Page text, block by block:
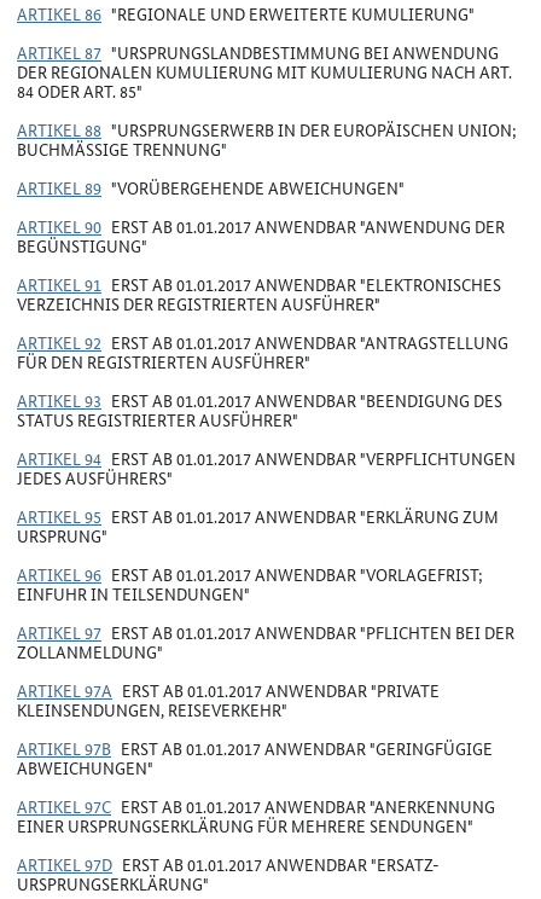
ARTIKEL 86 "REGIONALE UND ERWEITERTE KUMULIERUNG"
ARTIKEL 87 "URSPRUNGSLANDBESTIMMUNG BEI ANWENDUNG
DER REGIONALEN KUMULIERUNG MIT KUMULIERUNG NACH ART.
84 ODER ART. 85"
ARTIKEL 88 "URSPRUNGSERWERB IN DER EUROPÄISCHEN UNION;
BUCHMÄSSIGE TRENNUNG"
ARTIKEL 89 "VORÜBERGEHENDE ABWEICHUNGEN"
ARTIKEL 90 ERST AB 01.01.2017 ANWENDBAR "ANWENDUNG DER
BEGÜNSTIGUNG"
ARTIKEL 91 ERST AB 01.01.2017 ANWENDBAR "ELEKTRONISCHES
VERZEICHNIS DER REGISTRIERTEN AUSFÜHRER"
ARTIKEL 92 ERST AB 01.01.2017 ANWENDBAR "ANTRAGSTELLUNG
FÜR DEN REGISTRIERTEN AUSFÜHRER"
ARTIKEL 93 ERST AB 01.01.2017 ANWENDBAR "BEENDIGUNG DES
STATUS REGISTRIERTER AUSFÜHRER"
ARTIKEL 94 ERST AB 01.01.2017 ANWENDBAR "VERPFLICHTUNGEN
JEDES AUSFÜHRERS"
ARTIKEL 95 ERST AB 01.01.2017 ANWENDBAR "ERKLÄRUNG ZUM
URSPRUNG"
ARTIKEL 96 ERST AB 01.01.2017 ANWENDBAR "VORLAGEFRIST;
EINFUHR IN TEILSENDUNGEN"
ARTIKEL 97 ERST AB 01.01.2017 ANWENDBAR "PFLICHTEN BEI DER
ZOLLANMELDUNG"
ARTIKEL 97A ERST AB 01.01.2017 ANWENDBAR "PRIVATE
KLEINSENDUNGEN, REISEVERKEHR"
ARTIKEL 97B ERST AB 01.01.2017 ANWENDBAR "GERINGFÜGIGE
ABWEICHUNGEN"
ARTIKEL 97C ERST AB 01.01.2017 ANWENDBAR "ANERKENNUNG
EINER URSPRUNGSERKLÄRUNG FÜR MEHRERE SENDUNGEN"
ARTIKEL 97D ERST AB 01.01.2017 ANWENDBAR "ERSATZ-
URSPRUNGSERKLÄRUNG"